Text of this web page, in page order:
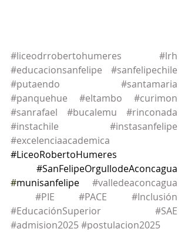
#liceodrrobertohumeres
#lrh
#educacionsanfelipe
#sanfelipechile
#putaendo
#santamaria
#panquehue
#eltambo
#curimon
#sanrafael
#bucalemu
#rinconada
#instachile
#instasanfelipe
#excelenciaacademica
#LiceoRobertoHumeres
#SanFelipeOrgullodeAconcagua
#munisanfelipe
#valledeaconcagua
#PIE
#PACE
#Inclusión
#EducaciónSuperior
#SAE
#admision2025#postulacion2025